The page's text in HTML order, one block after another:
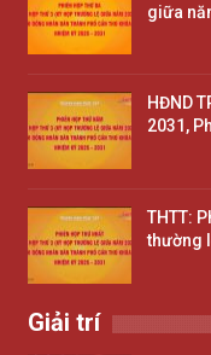
giữa
HĐND
2031,
THTT:
thường
Giải trí